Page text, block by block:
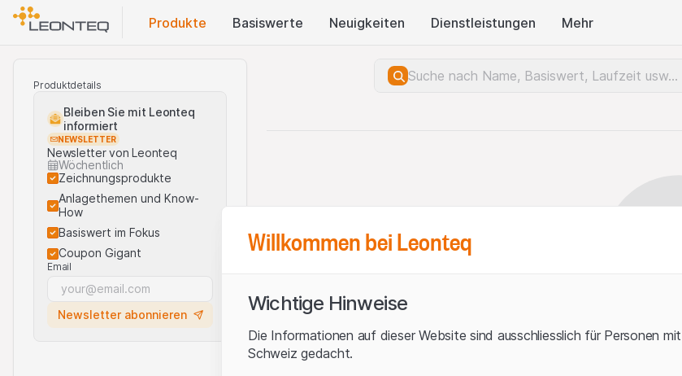
Produkte Basis​werte Neuigkeiten Dienstleistungen Mehr
Produktdetails
Bleiben Sie mit Leonteq
informiert
NEWSLETTER
Newsletter von Leonteq
Wöchentlich
Zeichnungsprodukte
Anlagethemen und Know-
How
Basiswert im Fokus
Coupon Gigant
Email
Newsletter abonnieren
Willkommen bei Leonteq
Wichtige Hinweise
Die Informationen auf dieser Website sind ausschliesslich für Personen
Schweiz gedacht.